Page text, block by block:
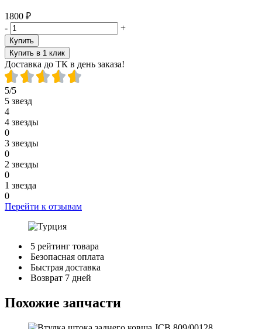
1800 ₽
-
+
Купить
Купить в 1 клик
Доставка до ТК в день заказа!
5/5
5 звезд
4
4 звезды
0
3 звезды
0
2 звезды
0
1 звезда
0
Перейти к отзывам
5 рейтинг товара
Безопасная оплата
Быстрая доставка
Возврат 7 дней
Похожие запчасти